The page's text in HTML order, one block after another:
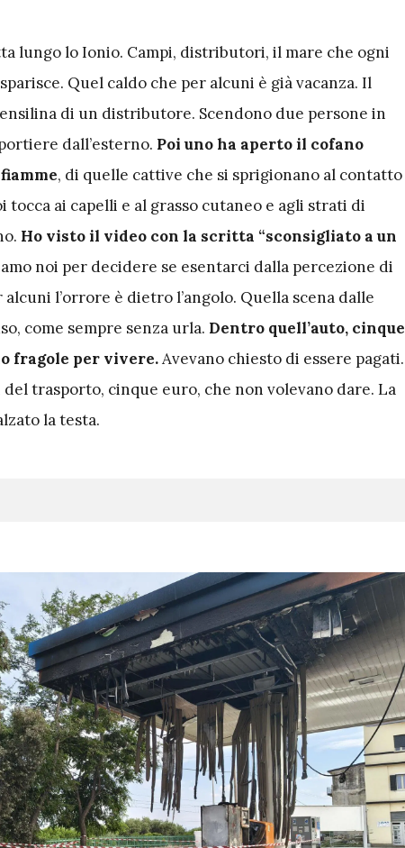
lungo lo Ionio. Campi, distributori, il mare che ogni
Quel caldo che per alcuni è già vacanza. Il
di un distributore. Scendono due persone in
dall’esterno. Poi uno ha aperto il cofano
, di quelle cattive che si sprigionano al contatto
ai capelli e al grasso cutaneo e agli strati di
Ho visto il video con la scritta “sconsigliato a un
noi per decidere se esentarci dalla percezione di
l’orrore è dietro l’angolo. Quella scena dalle
come sempre senza urla. Dentro quell’auto, cinque
fragole per vivere.Avevano chiesto di essere pagati.
trasporto, cinque euro, che non volevano dare. La
la testa.